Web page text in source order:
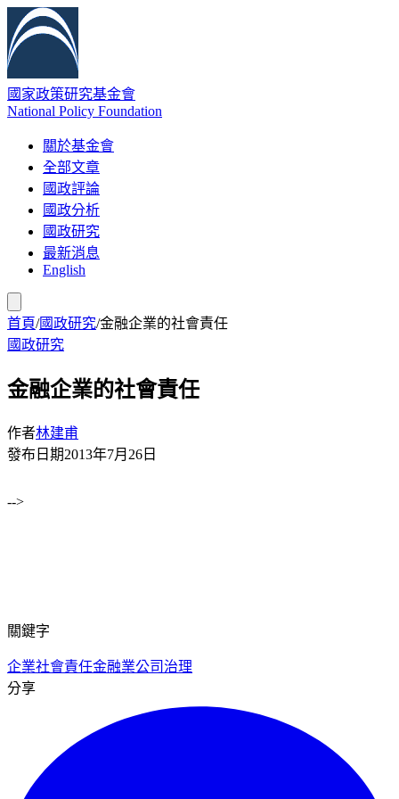
國家政策研究基金會
National Policy Foundation
關於基金會
全部文章
國政評論
國政分析
國政研究
最新消息
English
首頁/國政研究/金融企業的社會責任
國政研究
金融企業的社會責任
作者林建甫
發布日期2013年7月26日
-->
關鍵字
企業社會責任金融業公司治理
分享